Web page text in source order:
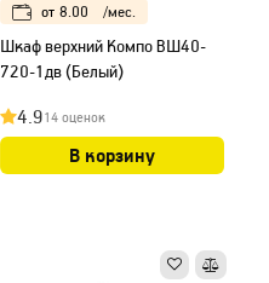
от 8.00 /мес.
Шкаф верхний Компо ВШ40-
720-1дв (Белый)
4.914 оценок
В корзину